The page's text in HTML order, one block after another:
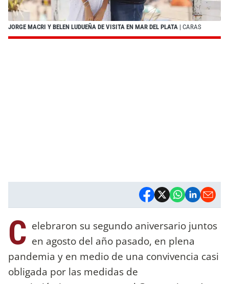
JORGE MACRI Y BELEN LUDUEÑA DE VISITA EN MAR DEL PLATA | CARAS
C elebraron su segundo aniversario juntos
en agosto del año pasado, en plena
pandemia y en medio de una convivencia casi
obligada por las medidas de